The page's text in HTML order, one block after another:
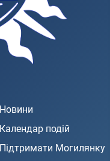
Новини
Календар подій
Підтримати Могилянку